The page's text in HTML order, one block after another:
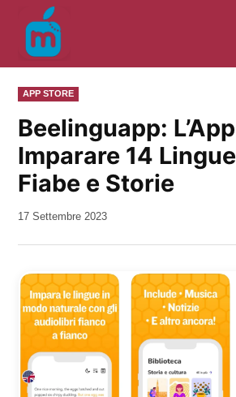
contenuto
PUBBLICATO
IN
APP STORE
Beelinguapp:
Imparare 14
Fiabe e Storie
da
17 Settembre 2023